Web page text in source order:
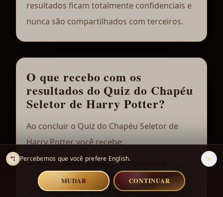
Percebemos que você prefere English.
MUDAR CONTINUAR
×
resultados ficam totalmente confidenciais e
nunca são compartilhados com terceiros.
O que recebo com os
resultados do Quiz do Chapéu
Seletor de Harry Potter?
Ao concluir o Quiz do Chapéu Seletor de
Harry Potter, você recebe:
Sua casa principal com explicação
detalhada
Análise abrangente da sua personalidade